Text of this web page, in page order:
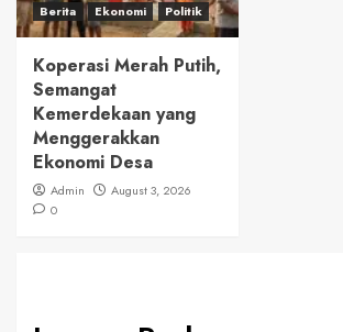
Berita Ekonomi Politik
Koperasi Merah Putih,
Semangat
Kemerdekaan yang
Menggerakkan
Ekonomi Desa
Admin
August 3, 2026
0